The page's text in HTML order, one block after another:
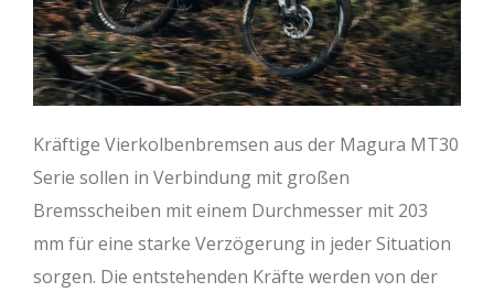
Kräftige Vierkolbenbremsen aus der Magura MT30
Serie sollen in Verbindung mit großen
Bremsscheiben mit einem Durchmesser mit 203
mm für eine starke Verzögerung in jeder Situation
sorgen. Die entstehenden Kräfte werden von der